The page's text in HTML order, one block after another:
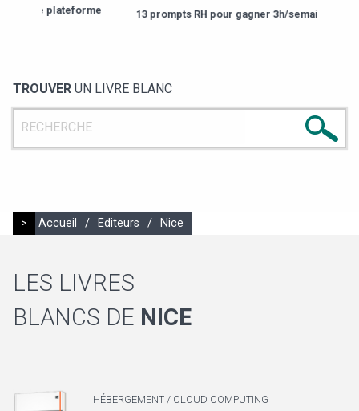
13 prompts RH pour gagner 3h/semaine
TROUVER UN LIVRE BLANC
> Accueil / Editeurs / Nice
LES LIVRES
BLANCS DE NICE
HÉBERGEMENT / CLOUD COMPUTING